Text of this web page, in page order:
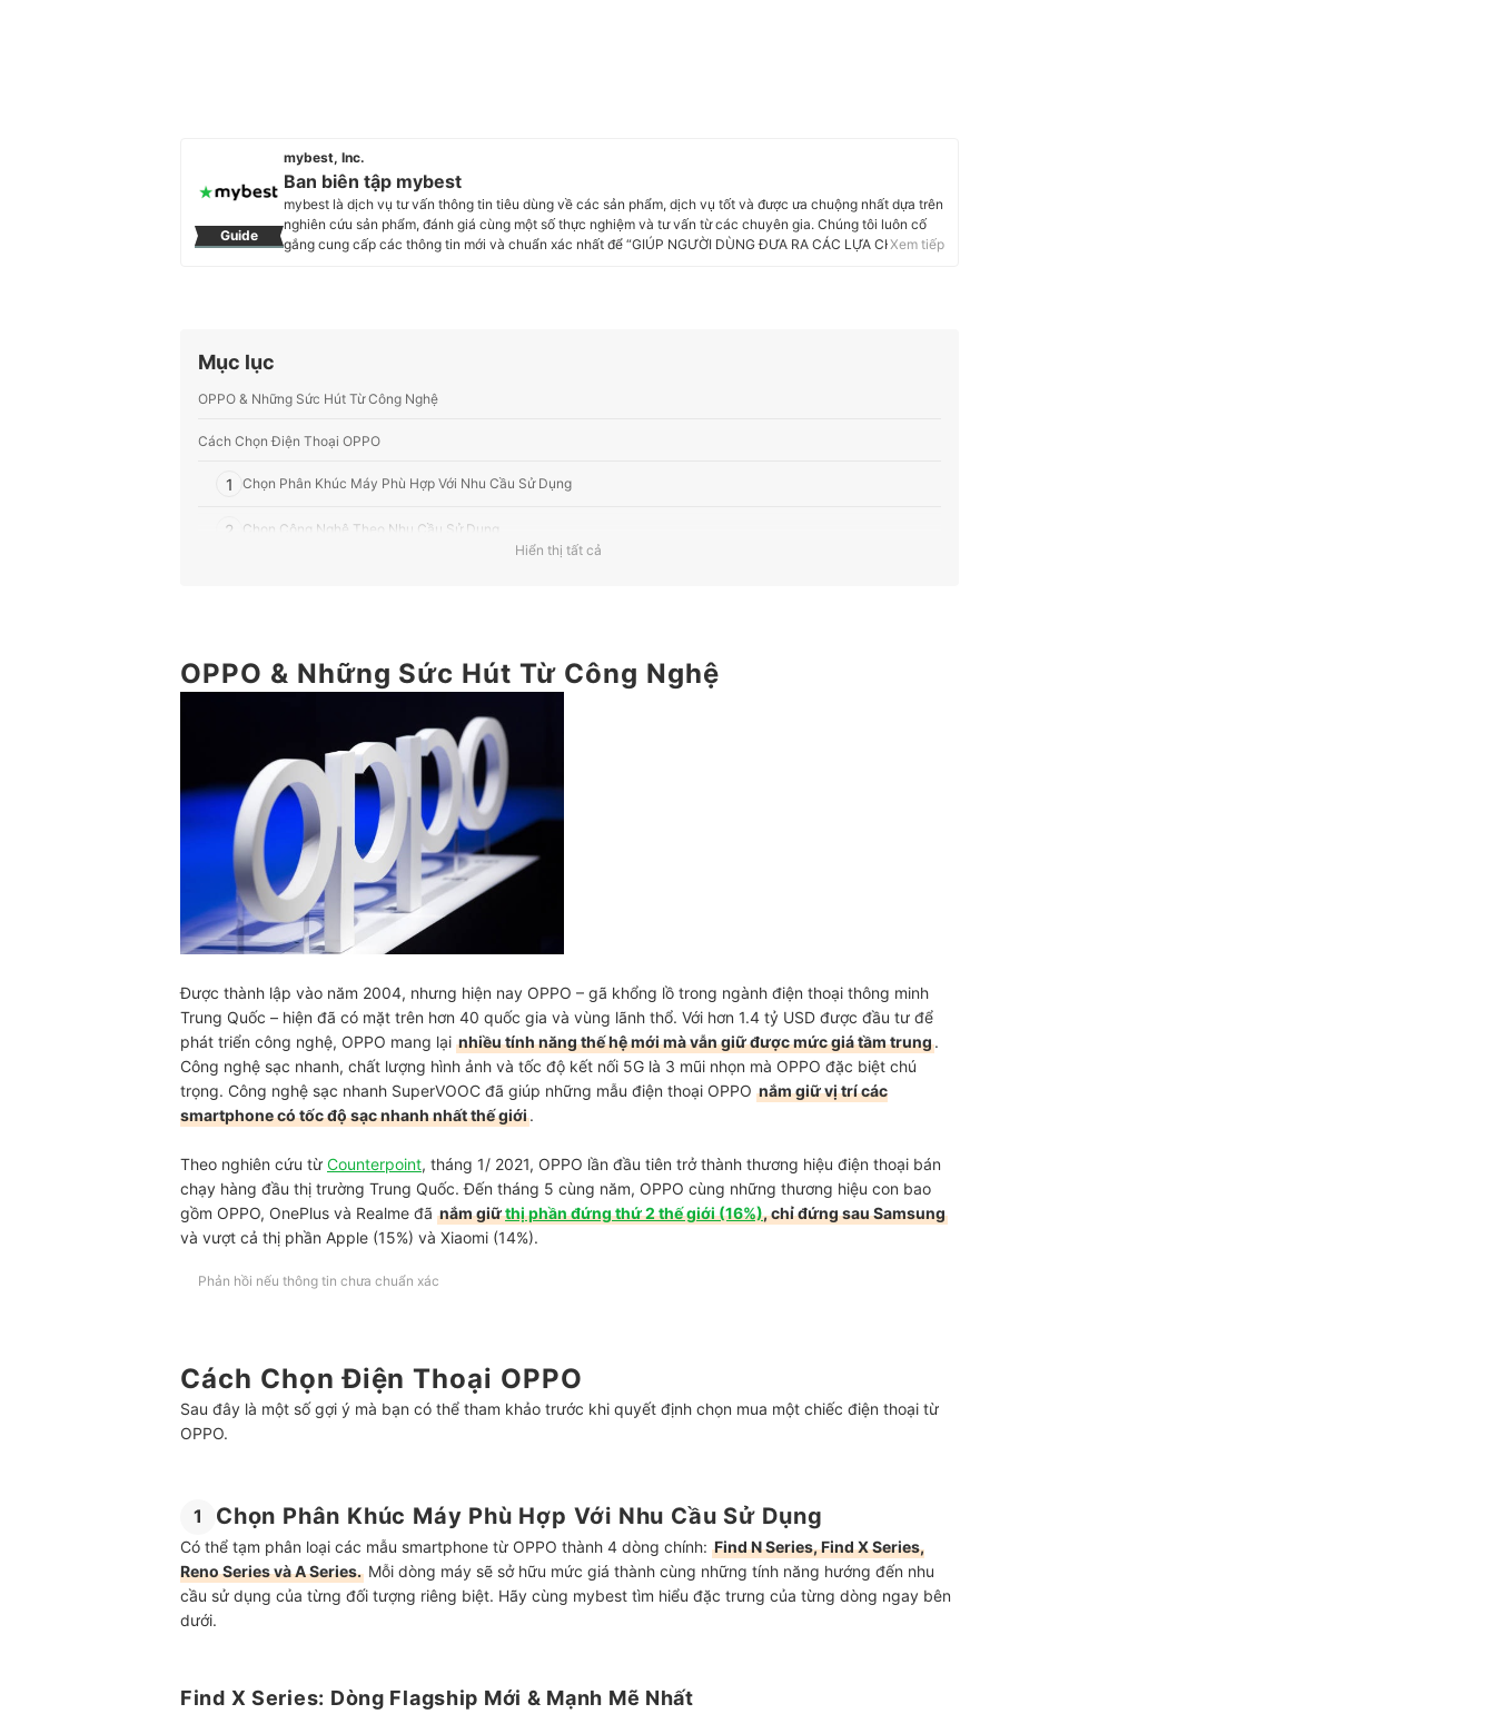
Guide
mybest, Inc.
Ban biên tập mybest
mybest là dịch vụ tư vấn thông tin tiêu dùng về các sản phẩm, dịch vụ tốt và được ưa chuộng nhất dựa trên
nghiên cứu sản phẩm, đánh giá cùng một số thực nghiệm và tư vấn từ các chuyên gia. Chúng tôi luôn cố
gắng cung cấp các thông tin mới và chuẩn xác nhất để “GIÚP NGƯỜI DÙNG ĐƯA RA CÁC LỰA CHỌN”Xem tiếp
Mục lục
OPPO & Những Sức Hút Từ Công Nghệ
Cách Chọn Điện Thoại OPPO
1 Chọn Phân Khúc Máy Phù Hợp Với Nhu Cầu Sử Dụng
2 Chọn Công Nghệ Theo Nhu Cầu Sử Dụng
Tham Khảo Các Phụ Kiện Điện Thoại Hữu Dụng
Hiển thị tất cả
OPPO & Những Sức Hút Từ Công Nghệ
Được thành lập vào năm 2004, nhưng hiện nay OPPO – gã khổng lồ trong ngành điện thoại thông minh
Trung Quốc – hiện đã có mặt trên hơn 40 quốc gia và vùng lãnh thổ. Với hơn 1.4 tỷ USD được đầu tư để
phát triển công nghệ, OPPO mang lại nhiều tính năng thế hệ mới mà vẫn giữ được mức giá tầm trung.
Công nghệ sạc nhanh, chất lượng hình ảnh và tốc độ kết nối 5G là 3 mũi nhọn mà OPPO đặc biệt chú
trọng. Công nghệ sạc nhanh SuperVOOC đã giúp những mẫu điện thoại OPPO nắm giữ vị trí các
smartphone có tốc độ sạc nhanh nhất thế giới.
Theo nghiên cứu từ Counterpoint, tháng 1/ 2021, OPPO lần đầu tiên trở thành thương hiệu điện thoại bán
chạy hàng đầu thị trường Trung Quốc. Đến tháng 5 cùng năm, OPPO cùng những thương hiệu con bao
gồm OPPO, OnePlus và Realme đã nắm giữthị phần đứng thứ 2 thế giới (16%), chỉ đứng sau Samsung
và vượt cả thị phần Apple (15%) và Xiaomi (14%).
Phản hồi nếu thông tin chưa chuẩn xác
Cách Chọn Điện Thoại OPPO
Sau đây là một số gợi ý mà bạn có thể tham khảo trước khi quyết định chọn mua một chiếc điện thoại từ
OPPO.
1 Chọn Phân Khúc Máy Phù Hợp Với Nhu Cầu Sử Dụng
Có thể tạm phân loại các mẫu smartphone từ OPPO thành 4 dòng chính: Find N Series, Find X Series,
Reno Series và A Series. Mỗi dòng máy sẽ sở hữu mức giá thành cùng những tính năng hướng đến nhu
cầu sử dụng của từng đối tượng riêng biệt. Hãy cùng mybest tìm hiểu đặc trưng của từng dòng ngay bên
dưới.
Find X Series: Dòng Flagship Mới & Mạnh Mẽ Nhất